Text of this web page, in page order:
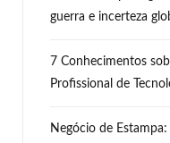
guerra e incerteza
7 Conhecimentos
Profissional de
Negócio de